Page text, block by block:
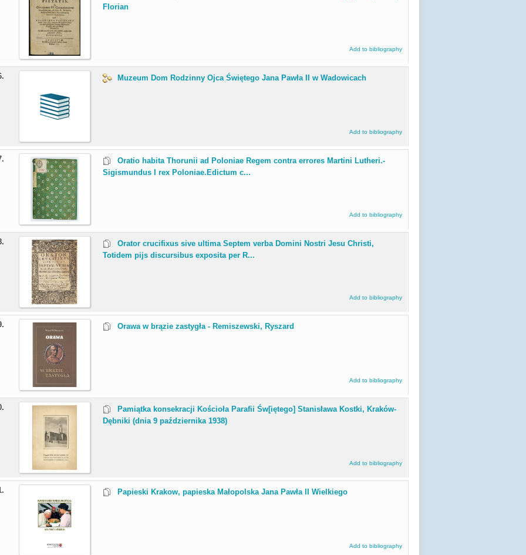
Florian
Add to bibliography
Muzeum Dom Rodzinny Ojca Świętego Jana Pawła II w Wadowicach
Add to bibliography
Oratio habita Thorunii ad Poloniae Regem contra errores Martini Lutheri.-
Sigismundus I rex Poloniae.Edictum c...
Add to bibliography
Orator crucifixus sive ultima Septem verba Domini Nostri Jesu Christi,
Totidem pijs discursibus exposita per R...
Add to bibliography
Orawa w brązie zastygła - Remiszewski, Ryszard
Add to bibliography
Pamiątka konsekracji Kościoła Parafii Św[iętego] Stanisława Kostki, Kraków-
Dębniki (dnia 9 października 1938)
Add to bibliography
Papieski Krakow, papieska Małopolska Jana Pawła II Wielkiego
Add to bibliography